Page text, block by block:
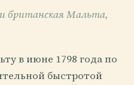
британская Мальта,
в июне 1798 года по
быстротой